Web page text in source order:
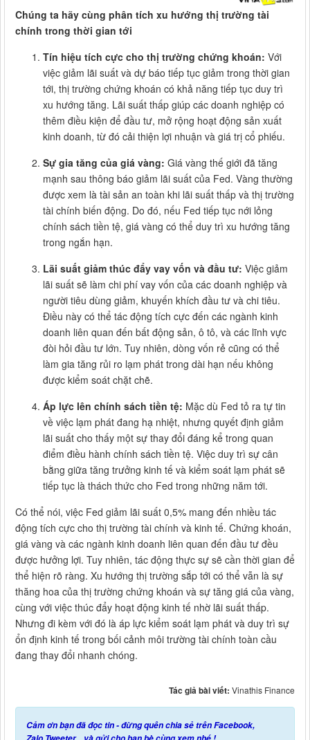
Chúng ta hãy cùng phân tích xu hướng thị trường tài
chính trong thời gian tới
Tín hiệu tích cực cho thị trường chứng khoán: Với
việc giảm lãi suất và dự báo tiếp tục giảm trong thời gian
tới, thị trường chứng khoán có khả năng tiếp tục duy trì
xu hướng tăng. Lãi suất thấp giúp các doanh nghiệp có
thêm điều kiện để đầu tư, mở rộng hoạt động sản xuất
kinh doanh, từ đó cải thiện lợi nhuận và giá trị cổ phiếu.
Sự gia tăng của giá vàng: Giá vàng thế giới đã tăng
mạnh sau thông báo giảm lãi suất của Fed. Vàng thường
được xem là tài sản an toàn khi lãi suất thấp và thị trường
tài chính biến động. Do đó, nếu Fed tiếp tục nới lỏng
chính sách tiền tệ, giá vàng có thể duy trì xu hướng tăng
trong ngắn hạn.
Lãi suất giảm thúc đẩy vay vốn và đầu tư: Việc giảm
lãi suất sẽ làm chi phí vay vốn của các doanh nghiệp và
người tiêu dùng giảm, khuyến khích đầu tư và chi tiêu.
Điều này có thể tác động tích cực đến các ngành kinh
doanh liên quan đến bất động sản, ô tô, và các lĩnh vực
đòi hỏi đầu tư lớn. Tuy nhiên, dòng vốn rẻ cũng có thể
làm gia tăng rủi ro lạm phát trong dài hạn nếu không
được kiểm soát chặt chẽ.
Áp lực lên chính sách tiền tệ: Mặc dù Fed tỏ ra tự tin
về việc lạm phát đang hạ nhiệt, nhưng quyết định giảm
lãi suất cho thấy một sự thay đổi đáng kể trong quan
điểm điều hành chính sách tiền tệ. Việc duy trì sự cân
bằng giữa tăng trưởng kinh tế và kiểm soát lạm phát sẽ
tiếp tục là thách thức cho Fed trong những năm tới.
Có thể nói, việc Fed giảm lãi suất 0,5% mang đến nhiều tác
động tích cực cho thị trường tài chính và kinh tế. Chứng khoán,
giá vàng và các ngành kinh doanh liên quan đến đầu tư đều
được hưởng lợi. Tuy nhiên, tác động thực sự sẽ cần thời gian để
thể hiện rõ ràng. Xu hướng thị trường sắp tới có thể vẫn là sự
thăng hoa của thị trường chứng khoán và sự tăng giá của vàng,
cùng với việc thúc đẩy hoạt động kinh tế nhờ lãi suất thấp.
Nhưng đi kèm với đó là áp lực kiểm soát lạm phát và duy trì sự
ổn định kinh tế trong bối cảnh môi trường tài chính toàn cầu
đang thay đổi nhanh chóng.
Tác giả bài viết: Vinathis Finance
Cảm ơn bạn đã đọc tin - đừng quên chia sẻ trên Facebook,